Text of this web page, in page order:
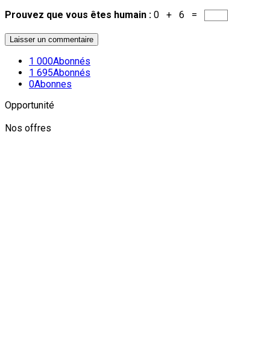
Prouvez que vous êtes humain : 0 + 6 =
1 000Abonnés
1 695Abonnés
0Abonnes
Opportunité
Nos offres